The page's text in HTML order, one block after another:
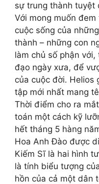
sự trung thành tuyệt
Với mong muốn
cuộc sống của
thành – những con
làm chủ số phận
đạo ngày xưa, để
của cuộc đời. Helios
tập mới nhất mang
Thời điểm cho ra
toán một cách kỹ
hết tháng 5 hàng
Hoa Anh Đào được
Kiếm Sĩ là hai hình
là tính biểu tượng
hồn của cả một dân